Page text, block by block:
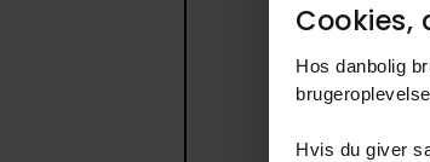
Cookies,
Hos danbolig
Hvis du giver